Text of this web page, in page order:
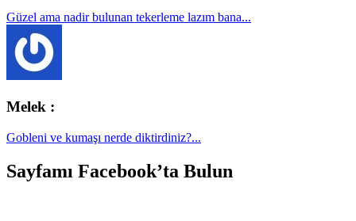
Güzel ama nadir bulunan tekerleme lazım bana...
Melek :
Gobleni ve kumaşı nerde diktirdiniz?...
Sayfamı Facebook’ta Bulun